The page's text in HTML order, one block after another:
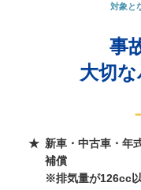
対象と
事
大切
新車・中古車・年
補償
※排気量が126cc以